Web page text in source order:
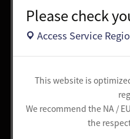
Please check
Access Service
This website is
We recommend the NA /
the